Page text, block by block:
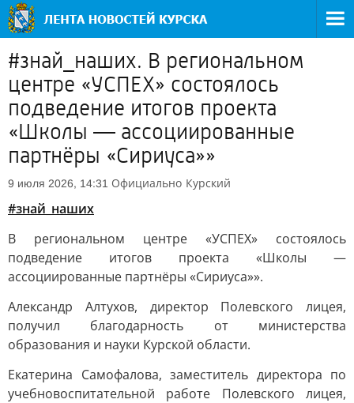
#знай_наших. В региональном
центре «УСПЕХ» состоялось
подведение итогов проекта
«Школы — ассоциированные
партнёры «Сириуса»»
9 июля 2026, 14:31 Официально Курский
#знай_наших
В региональном центре «УСПЕХ» состоялось
подведение итогов проекта «Школы —
ассоциированные партнёры «Сириуса»».
Александр Алтухов, директор Полевского лицея,
получил благодарность от министерства
образования и науки Курской области.
Екатерина Самофалова, заместитель директора по
учебновоспитательной работе Полевского лицея,